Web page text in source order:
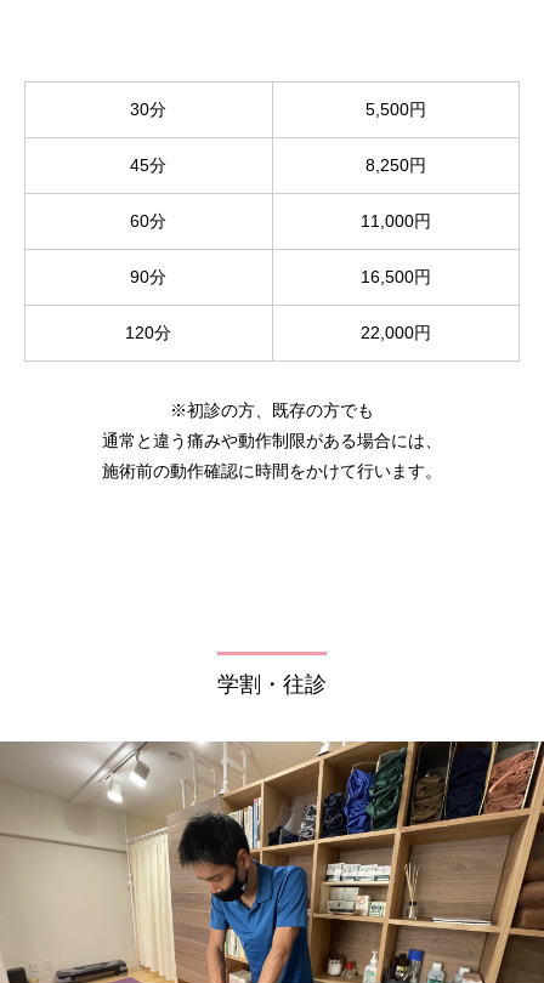
30分 5,500円
45分 8,250円
60分 11,000円
90分 16,500円
120分 22,000円
※初診の方、既存の方でも
通常と違う痛みや動作制限がある場合には、
施術前の動作確認に時間をかけて行います。
学割・往診